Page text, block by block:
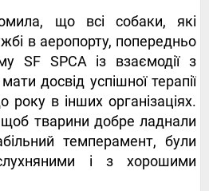
що всі собаки, які
в аеропорту, попередньо
SF SPCA із взаємодії з
досвід успішної терапії
року в інших організаціях.
тварини добре ладнали
темперамент, були
і з хорошими